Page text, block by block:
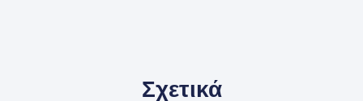
Σχετικά